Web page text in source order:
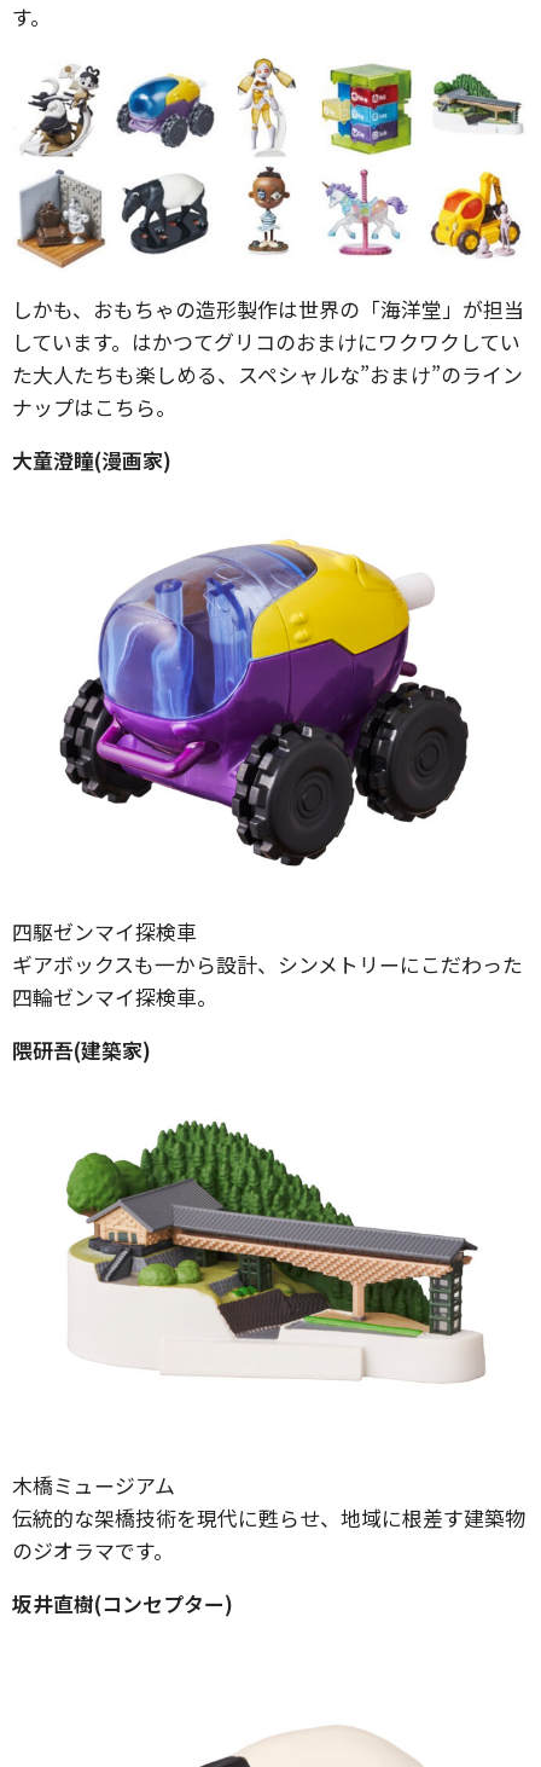
す。
しかも、おもちゃの造形製作は世界の「海洋堂」が担当
しています。はかつてグリコのおまけにワクワクしてい
た大人たちも楽しめる、スペシャルな”おまけ”のライン
ナップはこちら。
大童澄瞳(漫画家)
四駆ゼンマイ探検車
ギアボックスも一から設計、シンメトリーにこだわった
四輪ゼンマイ探検車。
隈研吾(建築家)
木橋ミュージアム
伝統的な架橋技術を現代に甦らせ、地域に根差す建築物
のジオラマです。
坂井直樹(コンセプター)